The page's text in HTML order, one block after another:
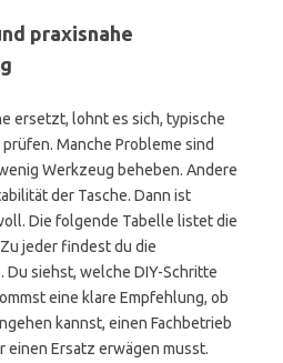
praxisnahe
ersetzt, lohnt es sich, typische
Manche Probleme sind
Werkzeug beheben. Andere
der Tasche. Dann ist
Die folgende Tabelle listet die
jeder findest du die
Du siehst, welche DIY-Schritte
eine klare Empfehlung, ob
kannst, einen Fachbetrieb
Ersatz erwägen musst.